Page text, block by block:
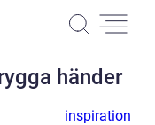
händer
inspiration